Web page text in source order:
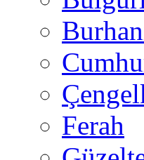
Ferah